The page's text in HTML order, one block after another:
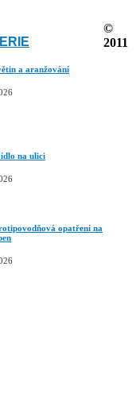
a aranžování
na ulici
opatření na
©
2011